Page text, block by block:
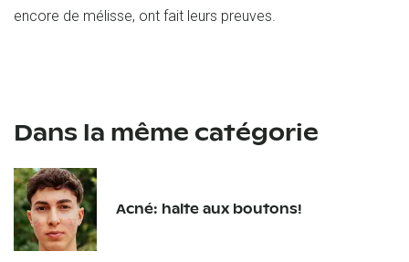
encore de mélisse, ont fait leurs preuves.
Dans la même catégorie
Acné: halte aux boutons!